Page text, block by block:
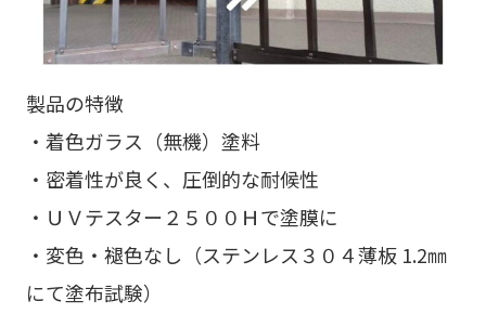
製品の特徴
・着色ガラス（無機）塗料
・密着性が良く、圧倒的な耐候性
・ＵＶテスター２５００Ｈで塗膜に
・変色・褪色なし（ステンレス３０４薄板 1.2㎜
にて塗布試験）